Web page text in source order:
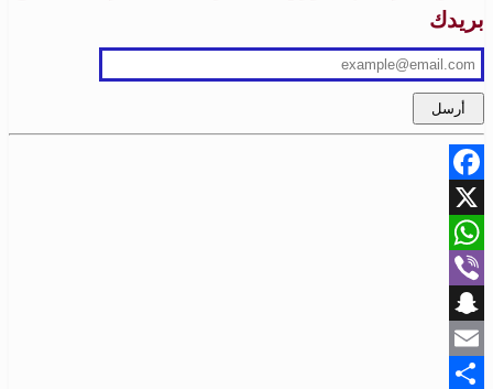
بريدك
Facebook
X
WhatsApp
Viber
Snapchat
Email